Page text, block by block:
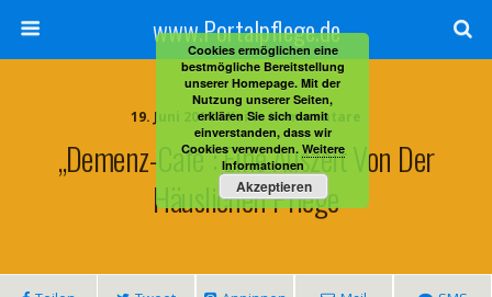
www.Portalpflege.de
19. Juni 2014 • Keine Kommentare
„Demenz-Café“: Eine Auszeit Von Der
Häuslichen Pflege
Cookies ermöglichen eine
bestmögliche Bereitstellung
unserer Homepage. Mit der
Nutzung unserer Seiten,
erklären Sie sich damit
einverstanden, dass wir
Cookies verwenden. Weitere
Informationen
Akzeptieren